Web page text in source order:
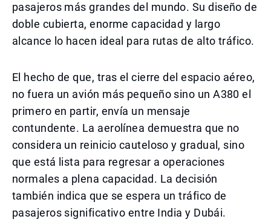
pasajeros más grandes del mundo. Su diseño de
doble cubierta, enorme capacidad y largo
alcance lo hacen ideal para rutas de alto tráfico.
El hecho de que, tras el cierre del espacio aéreo,
no fuera un avión más pequeño sino un A380 el
primero en partir, envía un mensaje
contundente. La aerolínea demuestra que no
considera un reinicio cauteloso y gradual, sino
que está lista para regresar a operaciones
normales a plena capacidad. La decisión
también indica que se espera un tráfico de
pasajeros significativo entre India y Dubái.